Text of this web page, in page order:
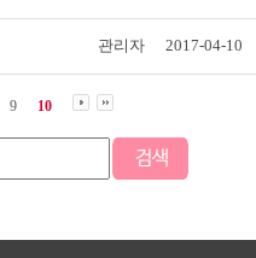
관리자 2017-04-10
9 10